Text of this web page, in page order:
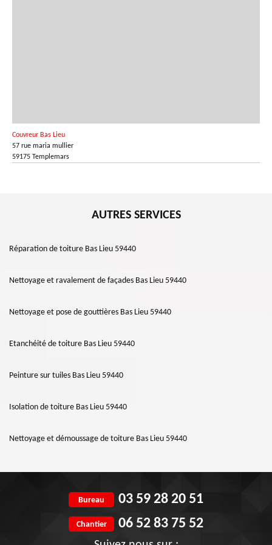
Couvreur Bas Lieu
57 rue maria mullier
59175 Templemars
AUTRES SERVICES
Réparation de toiture Bas Lieu 59440
Nettoyage et ravalement de façades Bas Lieu 59440
Nettoyage et pose de gouttières Bas Lieu 59440
Etanchéité de toiture Bas Lieu 59440
Peinture sur tuiles Bas Lieu 59440
Isolation de toiture Bas Lieu 59440
Nettoyage et démoussage de toiture Bas Lieu 59440
Bureau 03 59 28 20 51
Chantier 06 52 83 75 52